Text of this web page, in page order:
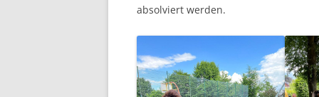
absolviert werden.